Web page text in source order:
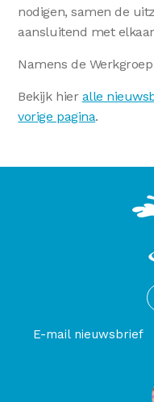
nodigen, samen de
aansluitend met
Namens de
Bekijk hier alle
vorige pagina.
E-mail nieuwsbrief